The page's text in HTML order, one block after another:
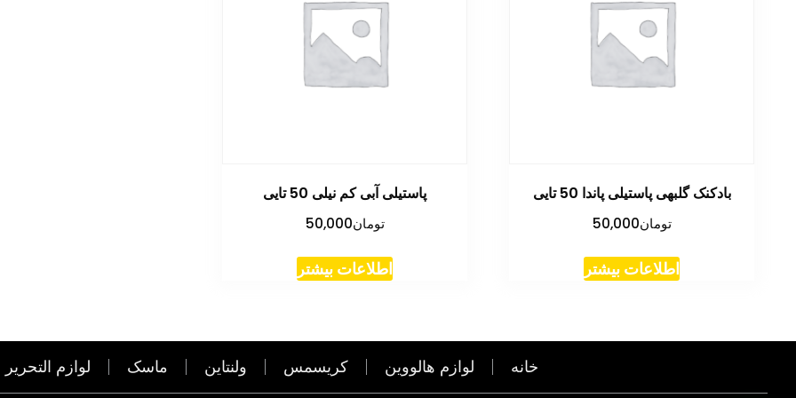
بادکنک گلبهی پاستیلی پاندا 50 تایی
تومان50,000
اطلاعات بیشتر
پاستیلی آبی کم نیلی 50 تایی
تومان50,000
اطلاعات بیشتر
خانه لوازم هالووین کریسمس ولنتاین ماسک لوازم التحریر